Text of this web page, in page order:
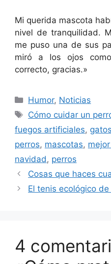
Mi querida mascota
nivel de tranquilidad.
me puso una de sus
miró a los ojos
correcto, gracias.»
Categorías
Humor, Noticias
Etiquetas
Cómo cuidar un
fuegos artificiales, gatos
perros, mascotas,
navidad, perros
Cosas que haces
El tenis ecológico
4